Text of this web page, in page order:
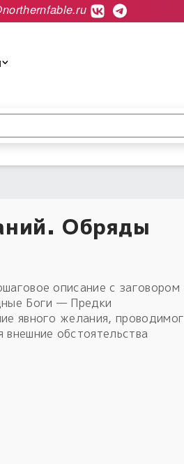
Обряды
описание с заговором
Боги — Предки
явного желания,
обстоятельства